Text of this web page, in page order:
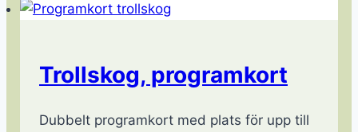
Trollskog, programkort
Dubbelt programkort med plats för upp till